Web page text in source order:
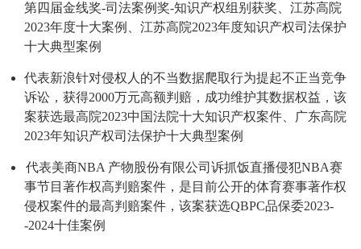
第四届金线奖-司法案例奖-知识产权组别获奖、江苏高院
2023年度十大案例、江苏高院2023年度知识产权司法保护
十大典型案例
代表新浪针对侵权人的不当数据爬取行为提起不正当竞争
诉讼，获得2000万元高额判赔，成功维护其数据权益，该
案获选最高院2023中国法院十大知识产权案件、广东高院
2023年知识产权司法保护十大典型案例
代表美商NBA 产物股份有限公司诉抓饭直播侵犯NBA赛
事节目著作权高判赔案件，是目前公开的体育赛事著作权
侵权案件的最高判赔案件，该案获选QBPC品保委2023-
-2024十佳案例